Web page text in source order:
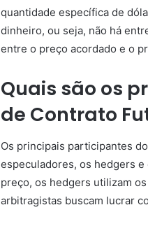
quantidade específica de
dinheiro, ou seja, não há
entre o preço acordado e o
Quais são os
de Contrato
Os principais participantes
especuladores, os hedgers
preço, os hedgers utilizam
arbitragistas buscam lucrar